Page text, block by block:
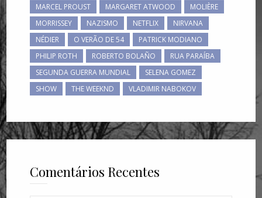
MARCEL PROUST
MARGARET ATWOOD
MOLIÈRE
MORRISSEY
NAZISMO NETFLIX
NIRVANA
NÉDIER
O VERÃO DE 54
PATRICK MODIANO
PHILIP ROTH
ROBERTO BOLAÑO
RUA PARAÍBA
SEGUNDA GUERRA MUNDIAL
SELENA GOMEZ
SHOW
THE WEEKND VLADIMIR NABOKOV
Comentários Recentes